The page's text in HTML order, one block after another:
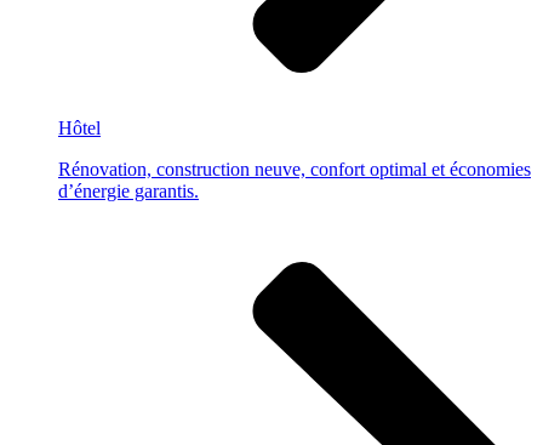
Hôtel
Rénovation, construction neuve, confort optimal et économies
d’énergie garantis.